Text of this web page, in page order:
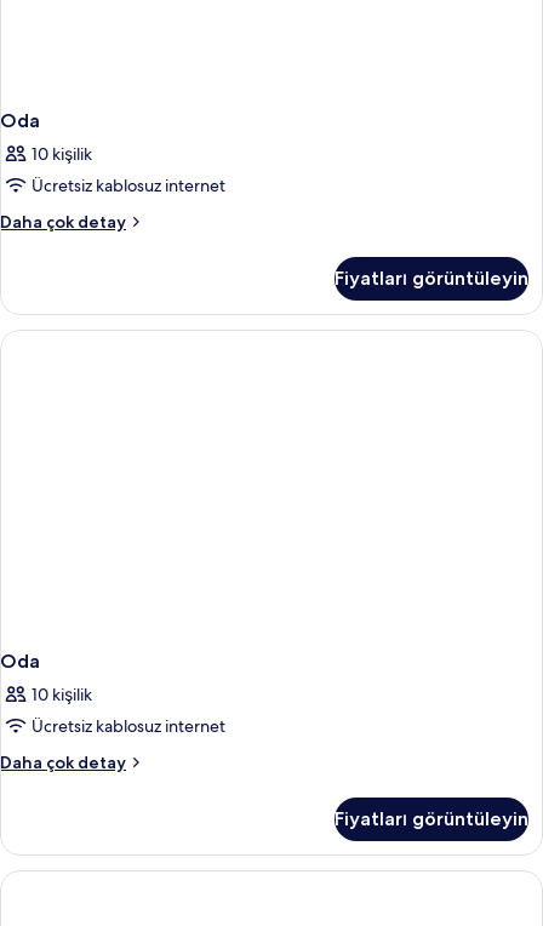
Oda
10 kişilik
Ücretsiz kablosuz internet
Daha çok detay
Oda
detay
Fiyatları görüntüleyin
Oda
10 kişilik
Ücretsiz kablosuz internet
Daha çok detay
Oda
detay
Fiyatları görüntüleyin